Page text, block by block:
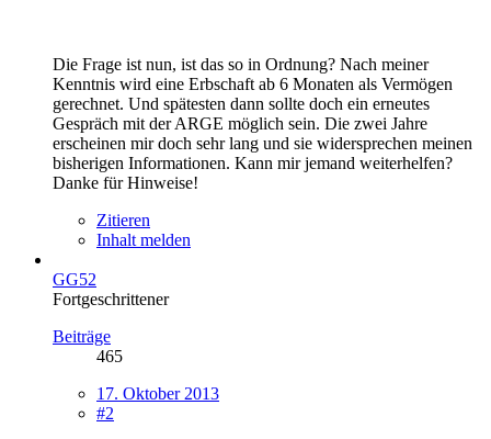
Die Frage ist nun, ist das so in Ordnung? Nach meiner
Kenntnis wird eine Erbschaft ab 6 Monaten als Vermögen
gerechnet. Und spätesten dann sollte doch ein erneutes
Gespräch mit der ARGE möglich sein. Die zwei Jahre
erscheinen mir doch sehr lang und sie widersprechen meinen
bisherigen Informationen. Kann mir jemand weiterhelfen?
Danke für Hinweise!
Zitieren
Inhalt melden
GG52
Fortgeschrittener
Beiträge
465
17. Oktober 2013
#2